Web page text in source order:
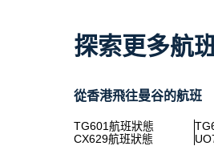
探索更多航
從香港飛往曼谷的航班
TG601航班狀態
CX629航班狀態